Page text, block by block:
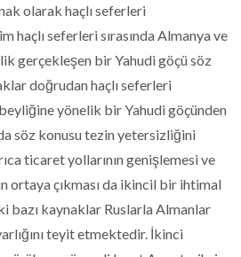
olarak haçlı seferleri
seferleri sırasında Almanya ve
gerçekleşen bir Yahudi göçü söz
doğrudan haçlı seferleri
yönelik bir Yahudi göçünden
söz konusu tezin yetersizliğini
ticaret yollarının genişlemesi ve
ortaya çıkması da ikincil bir ihtimal
kaynaklar Ruslarla Almanlar
teyit etmektedir. İkinci